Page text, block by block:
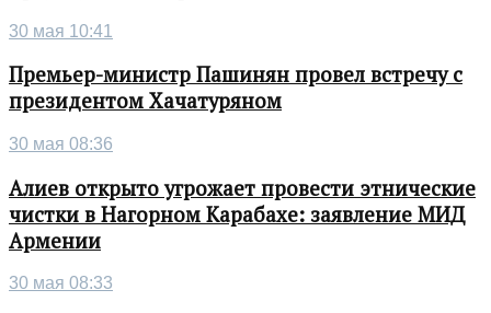
30 мая 10:41
Премьер-министр Пашинян провел встречу с
президентом Хачатуряном
30 мая 08:36
Алиев открыто угрожает провести этнические
чистки в Нагорном Карабахе: заявление МИД
Армении
30 мая 08:33